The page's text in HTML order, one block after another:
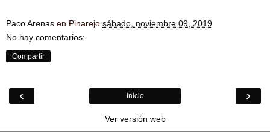
Paco Arenas en Pinarejo sábado, noviembre 09, 2019
No hay comentarios:
Compartir
‹ ›
Inicio
Ver versión web